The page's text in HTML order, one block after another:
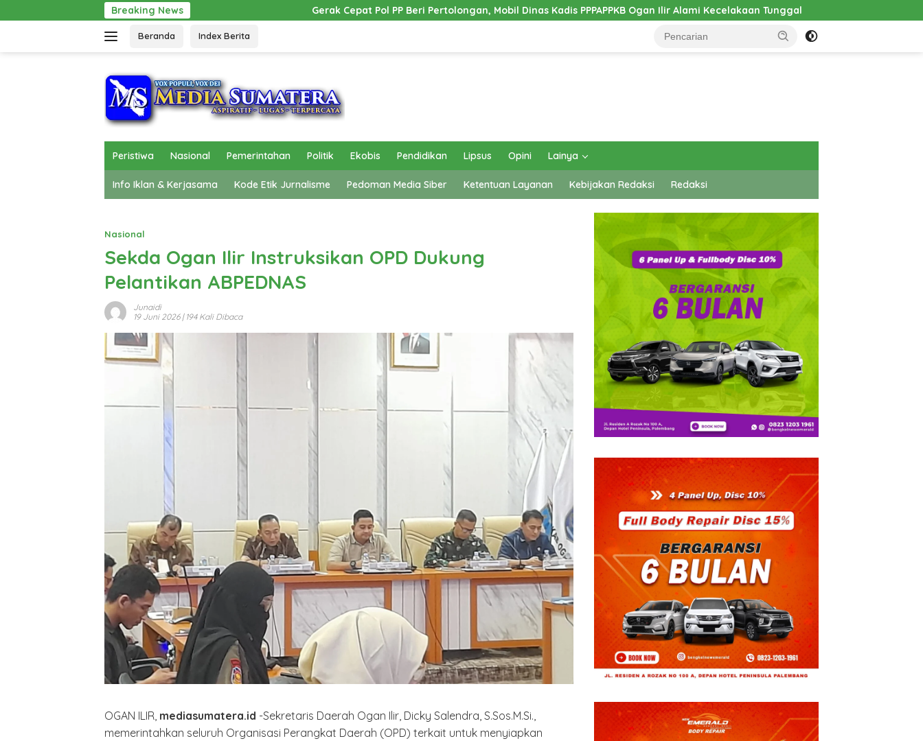
ke
Breaking News Gerak Cepat Pol PP Beri Pertolongan, Mobil Dinas Kadis PPPAPPKB Ogan Ilir Alami Kecelakaan Tunggal Pembangunan Cathlab RSUD
Beranda Index Berita
Peristiwa Nasional Pemerintahan Politik Ekobis Pendidikan Lipsus Opini Lainya
Info Iklan & Kerjasama Kode Etik Jurnalisme Pedoman Media Siber Ketentuan Layanan Kebijakan Redaksi Redaksi
Nasional
Sekda Ogan Ilir Instruksikan OPD Dukung
Pelantikan ABPEDNAS
Junaidi
19 Juni 2026| 194 Kali Dibaca
OGAN ILIR, mediasumatera.id -Sekretaris Daerah Ogan Ilir, Dicky Salendra, S.Sos.M.Si.,
memerintahkan seluruh Organisasi Perangkat Daerah (OPD) terkait untuk menyiapkan